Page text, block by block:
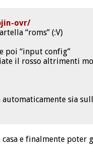
ovr/
“roms” (:V)
poi “input config”
il rosso altrimenti
sia
e finalmente poter